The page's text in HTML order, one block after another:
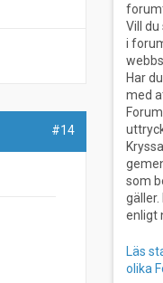
#14
Vill
i
Har
med
som
gäller.
enligt
Läs
olika